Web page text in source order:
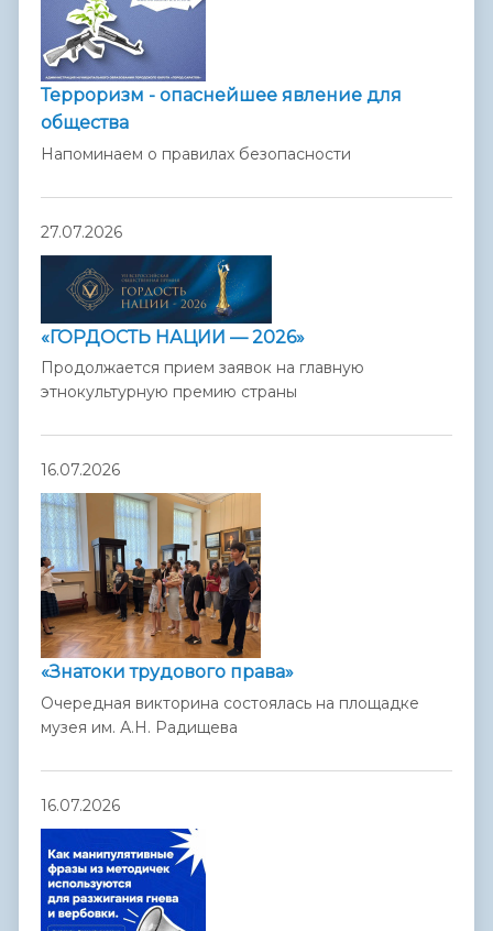
Терроризм - опаснейшее явление для
общества
Напоминаем о правилах безопасности
27.07.2026
«ГОРДОСТЬ НАЦИИ — 2026»
Продолжается прием заявок на главную
этнокультурную премию страны
16.07.2026
«Знатоки трудового права»
Очередная викторина состоялась на площадке
музея им. А.Н. Радищева
16.07.2026